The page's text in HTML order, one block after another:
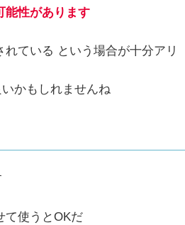
能性があります
ている という場合が十分アリ
かもしれませんね
て使うとOKだ